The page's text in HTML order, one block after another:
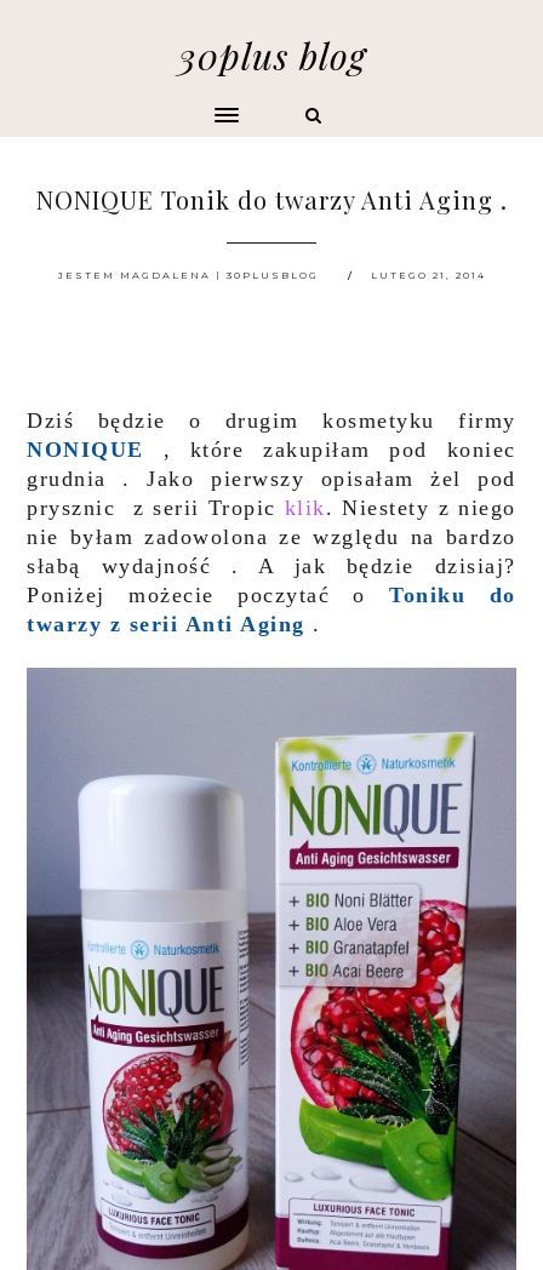
30plus blog
NONIQUE Tonik do twarzy Anti Aging .
JESTEM MAGDALENA | 30PLUSBLOG LUTEGO 21, 2014
Dziś będzie o drugim kosmetyku firmy
NONIQUE
, które zakupiłam pod koniec
grudnia . Jako pierwszy opisałam żel pod
prysznic z serii Tropic klik. Niestety z niego
nie byłam zadowolona ze względu na bardzo
słabą wydajność . A jak będzie dzisiaj?
Poniżej możecie poczytać oToniku do
twarzy z serii Anti Aging .